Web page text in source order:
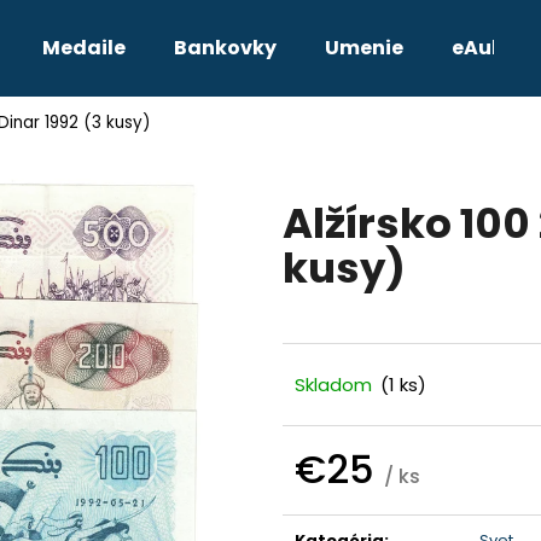
Medaile Bankovky Umenie eAukcie
1992 (3 kusy)
Alžírsko
kusy)
Skladom (1 ks)
€25 / ks
Čo potrebujete nájsť?
HĽADAŤ
Odporúčame
PTOLEMAIOS VI. JOZEF II. 3